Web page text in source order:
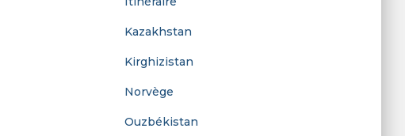
Kazakhstan
Kirghizistan
Norvège
Ouzbékistan